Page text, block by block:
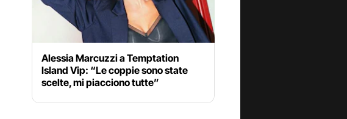
Alessia Marcuzzi a Temptation
Island Vip: “Le coppie sono state
scelte, mi piacciono tutte”